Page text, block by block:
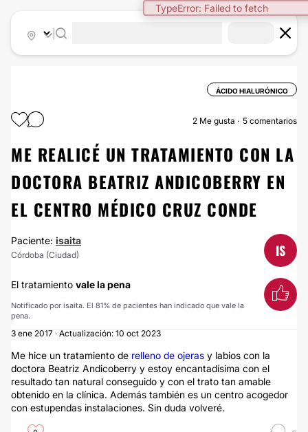
TypeError: Failed to fetch
ÁCIDO HIALURÓNICO
2 Me gusta 5 comentarios
ME REALICÉ UN TRATAMIENTO CON LA
DOCTORA BEATRIZ ANDICOBERRY EN
EL CENTRO MÉDICO CRUZ CONDE
Paciente: isaita
Córdoba (Ciudad) IS
El tratamiento vale la pena
Notificado por isaita. El 81% de pacientes han indicado que vale la
pena.
3 ene 2017 · Actualización: 10 oct 2023
Me hice un tratamiento de relleno de ojeras y labios con la
doctora Beatriz Andicoberry y estoy encantadísima con el
resultado tan natural conseguido y con el trato tan amable
obtenido en la clínica. Además también es un centro acogedor
con estupendas instalaciones. Sin duda volveré.